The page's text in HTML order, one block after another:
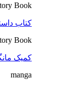
Book
کتاب
Book
کمیک
manga